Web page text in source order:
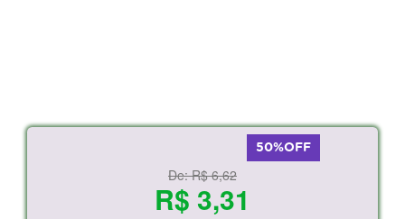
50%OFF
De:R$ 6,62
R$ 3,31